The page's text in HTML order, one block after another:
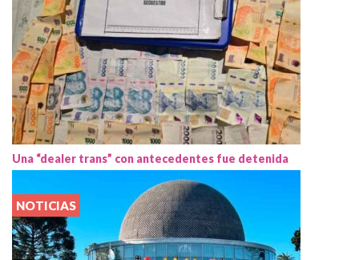
Una “dealer trans” con antecedentes fue detenida
NOTICIAS